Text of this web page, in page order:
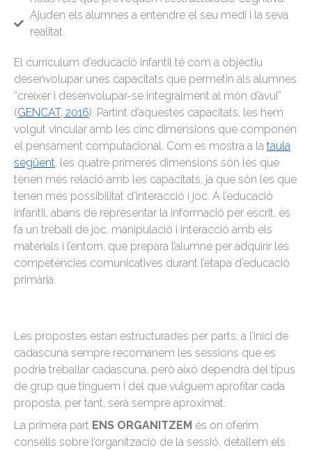
Ajuden els alumnes a entendre el seu medi i la seva
realitat.
El currículum d’educació infantil té com a objectiu
desenvolupar unes capacitats que permetin als alumnes
“créixer i desenvolupar-se integralment al món d’avui”
(GENCAT, 2016). Partint d’aquestes capacitats, les hem
volgut vincular amb les cinc dimensions que componen
el pensament computacional. Com es mostra a la taula
següent, les quatre primeres dimensions són les que
tenen més relació amb les capacitats, ja que són les que
tenen més possibilitat d’interacció i joc. A l’educació
infantil, abans de representar la informació per escrit, es
fa un treball de joc, manipulació i interacció amb els
materials i l’entorn, que prepara l’alumne per adquirir les
competències comunicatives durant l’etapa d’educació
primària.
Les propostes estan estructurades per parts, a l’inici de
cadascuna sempre recomanem les sessions que es
podria treballar cadascuna, però això dependrà del tipus
de grup que tinguem i del que vulguem aprofitar cada
proposta, per tant, serà sempre aproximat.
La primera part ENS ORGANITZEM és on oferim
consells sobre l’organització de la sessió, detallem els